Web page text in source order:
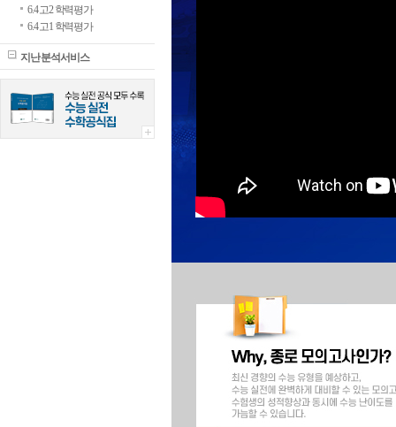
6.4 고2 학력평가
6.4 고1 학력평가
지난 분석서비스